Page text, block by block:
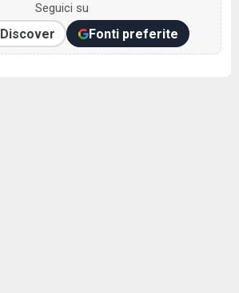
Seguici su
Discover Fonti preferite